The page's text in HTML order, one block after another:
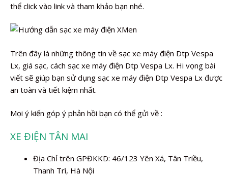
thể click vào link và tham khảo bạn nhé.
Trên đây là những thông tin về sạc xe máy điện Dtp Vespa
Lx, giá sạc, cách sạc xe máy điện Dtp Vespa Lx. Hi vọng bài
viết sẽ giúp bạn sử dụng sạc xe máy điện Dtp Vespa Lx được
an toàn và tiết kiệm nhất.
Mọi ý kiến góp ý phản hồi bạn có thể gửi về :
XE ĐIỆN TÂN MAI
Địa Chỉ trên GPĐKKD: 46/123 Yên Xá, Tân Triều,
Thanh Trì, Hà Nội